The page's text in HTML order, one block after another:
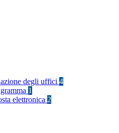
degli uffici 4
1
elettronica 2